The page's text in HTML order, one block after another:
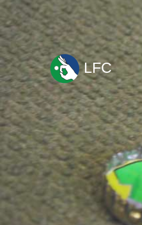
ir
al
contenido
LFC